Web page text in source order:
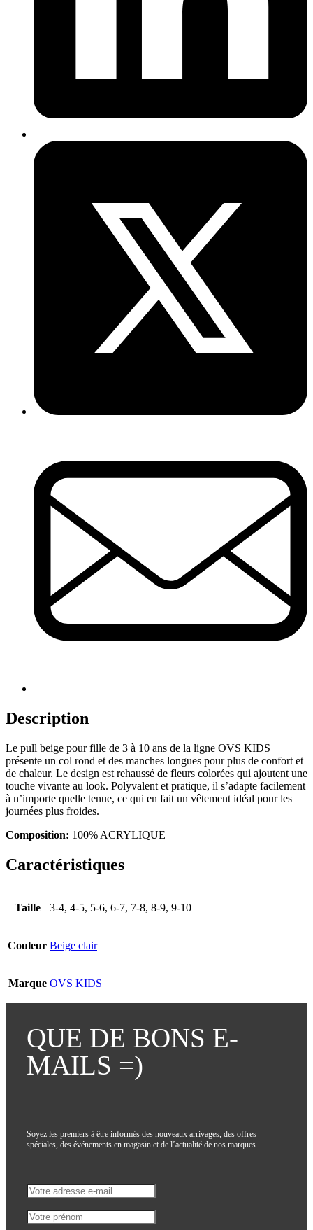
Description
Le pull beige pour fille de 3 à 10 ans de la ligne OVS KIDS
présente un col rond et des manches longues pour plus de confort et
de chaleur. Le design est rehaussé de fleurs colorées qui ajoutent une
touche vivante au look. Polyvalent et pratique, il s’adapte facilement
à n’importe quelle tenue, ce qui en fait un vêtement idéal pour les
journées plus froides.
Composition: 100% ACRYLIQUE
Caractéristiques
Taille 3-4, 4-5, 5-6, 6-7, 7-8, 8-9, 9-10
Couleur Beige clair
Marque OVS KIDS
QUE DE BONS E-
MAILS =)
Soyez les premiers à être informés des nouveaux arrivages, des offres
spéciales, des événements en magasin et de l’actualité de nos marques.